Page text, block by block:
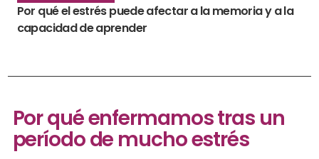
Por qué el estrés puede afectar a la memoria y a la
capacidad de aprender
Por qué enfermamos tras un
período de mucho estrés